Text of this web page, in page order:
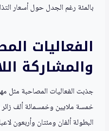
بالمئة رغم الجدل حول أسعار
الفعاليات
والمشاركة
جذبت الفعاليات المصاحبة مثل
خمسة ملايين وخمسمائة ألف
البطولة ألفان ومئتان وأربعون